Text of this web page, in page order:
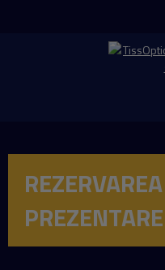
PREZENTARE